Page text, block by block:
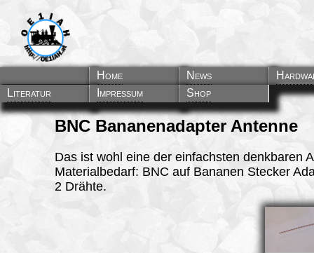
Home News
Literatur
Impressum Shop
BNC Bananenadapter Antenne
Das ist wohl eine der einfachsten denkbaren
Materialbedarf: BNC auf Bananen Stecker
2 Drähte.